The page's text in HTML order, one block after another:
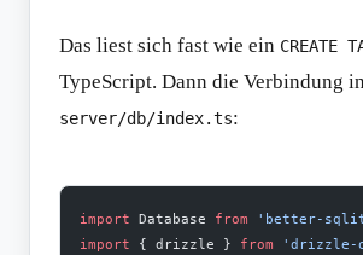
Das liest sich fast wie ein CREATE
TypeScript. Dann die Verbindung in
server/db/index.ts:
import Database from 'better-
import { drizzle } from 'drizzle-